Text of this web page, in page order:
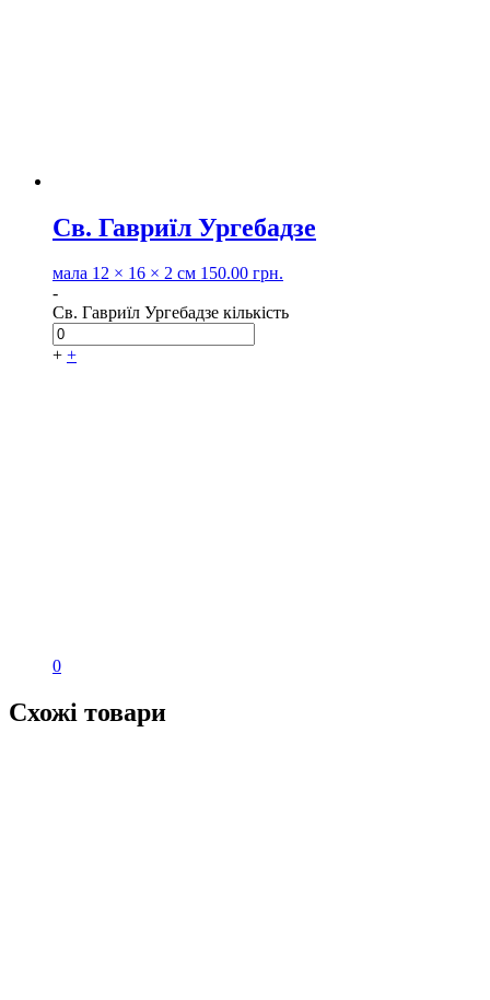
Св. Гавриїл Ургебадзе
мала 12 × 16 × 2 см 150.00 грн.
-
Св. Гавриїл Ургебадзе кількість
+ +
0
Схожі товари